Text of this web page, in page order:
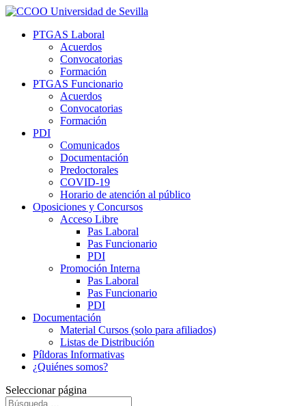
PTGAS Laboral
Acuerdos
Convocatorias
Formación
PTGAS Funcionario
Acuerdos
Convocatorias
Formación
PDI
Comunicados
Documentación
Predoctorales
COVID-19
Horario de atención al público
Oposiciones y Concursos
Acceso Libre
Pas Laboral
Pas Funcionario
PDI
Promoción Interna
Pas Laboral
Pas Funcionario
PDI
Documentación
Material Cursos (solo para afiliados)
Listas de Distribución
Píldoras Informativas
¿Quiénes somos?
Seleccionar página